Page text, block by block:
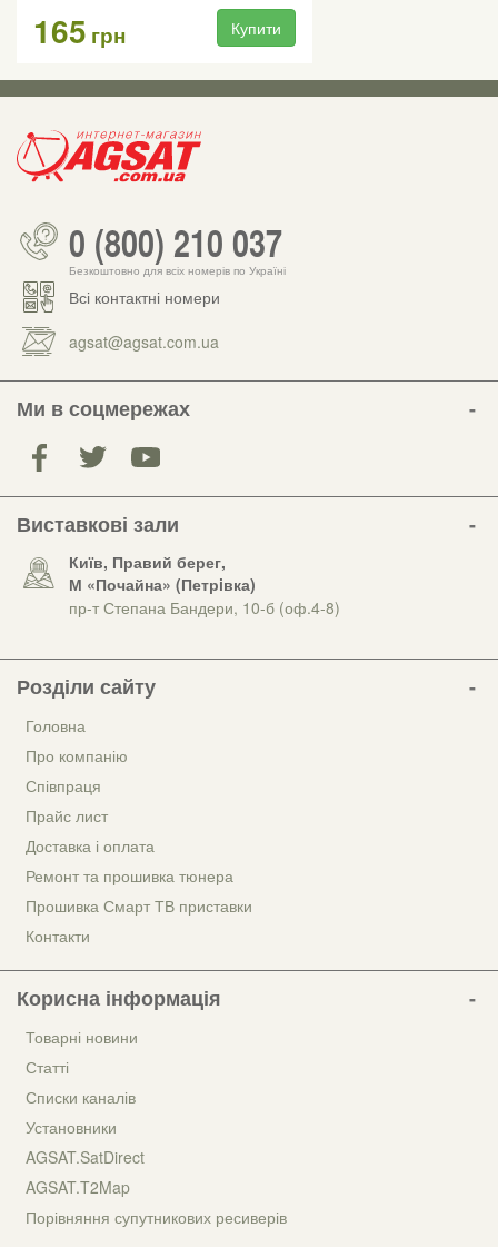
165 грн Купити
0 (800) 210 037
Безкоштовно для всіх номерів по Україні
Всі контактні номери
agsat@agsat.com.ua
Ми в соцмережах
Виставкові зали
Київ, Правий берег,
М «Почайна» (Петрiвка)
пр-т Степана Бандери, 10-б (оф.4-8)
Розділи сайту
Головна
Про компанію
Співпраця
Прайс лист
Доставка і оплата
Ремонт та прошивка тюнера
Прошивка Смарт ТВ приставки
Контакти
Корисна інформація
Товарні новини
Статті
Списки каналів
Установники
AGSAT.SatDirect
AGSAT.T2Map
Порівняння супутникових ресиверів